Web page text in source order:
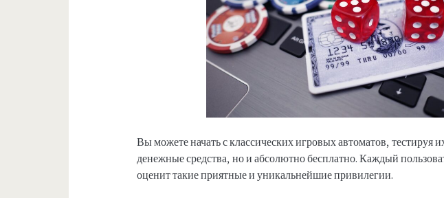
Вы можете начать с классических игровых автоматов, тестируя
денежные средства, но и абсолютно бесплатно. Каждый
оценит такие приятные и уникальнейшие привилегии.